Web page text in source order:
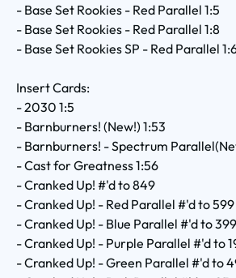
- Base Set Rookies - Red Parallel 1:5
- Base Set Rookies - Red Parallel 1:8
- Base Set Rookies SP - Red Parallel
Insert Cards:
- 2030 1:5
- Barnburners! (New!) 1:53
- Barnburners! - Spectrum
- Cast for Greatness 1:56
- Cranked Up! #'d to 849
- Cranked Up! - Red Parallel #'d to 599
- Cranked Up! - Blue Parallel #'d to 399
- Cranked Up! - Purple Parallel #'d to
- Cranked Up! - Green Parallel #'d to